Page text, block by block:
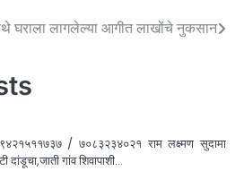
घराला लागलेल्या आगीत लाखोंचे नुकसान
/ ७०८३२३४०२१ राम लक्ष्मण सुदामा
दांडूचा,जाती गांव शिवापाशी…